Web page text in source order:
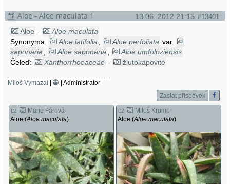
13.06. 2012 21:15 #13401
Aloe - Aloe maculata 1
Aloe -
Aloe maculata
Synonyma:
Aloe latifolia Aloe perfoliata var.
saponaria
Aloe saponaria
Aloe umfoloziensis
Čeleď:
Xanthorrhoeaceae - žlutokapovité
Miloš Vymazal
| Administrator
Zaslat příspěvek
cz
Marie Fárová
Aloe (Aloe maculata)
cz
Miloš Krump
Aloe (Aloe maculata)